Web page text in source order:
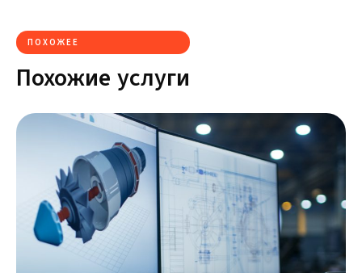
ПОХОЖЕЕ
Похожие услуги